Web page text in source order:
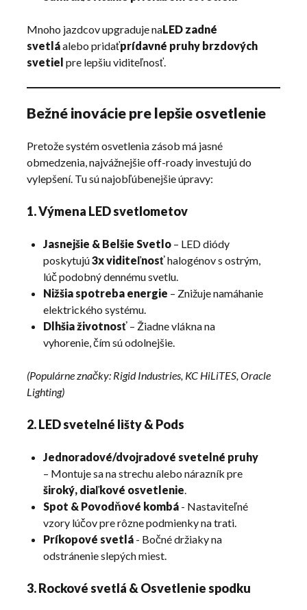
Mnoho jazdcov upgraduje naLED zadné
svetláalebo pridaťprídavné pruhy brzdových
svetiel pre lepšiu viditeľnosť.
Bežné inovácie pre lepšie osvetlenie
Pretože systém osvetlenia zásob má jasné
obmedzenia, najvážnejšie off-roady investujú do
vylepšení. Tu sú najobľúbenejšie úpravy:
1. Výmena LED svetlometov
Jasnejšie & Belšie Svetlo – LED diódy
poskytujú3x viditeľnosťhalogénov s ostrým,
lúč podobný dennému svetlu.
Nižšia spotreba energie – Znižuje namáhanie
elektrického systému.
Dlhšia životnosť – Žiadne vlákna na
vyhorenie, čím sú odolnejšie.
(Populárne značky: Rigid Industries, KC HiLiTES, Oracle
Lighting)
2. LED svetelné lišty & Pods
Jednoradové/dvojradové svetelné pruhy
– Montuje sa na strechu alebo nárazník pre
široký, diaľkové osvetlenie.
Spot & Povodňové kombá - Nastaviteľné
vzory lúčov pre rôzne podmienky na trati.
Príkopové svetlá - Bočné držiaky na
odstránenie slepých miest.
3. Rockové svetlá & Osvetlenie spodku